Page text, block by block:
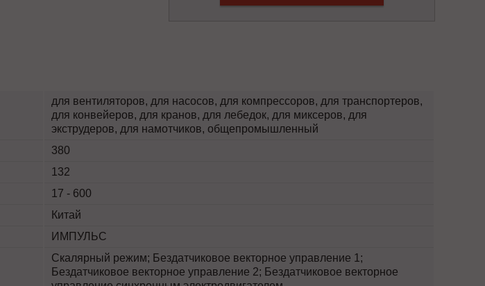
для вентиляторов, для насосов, для компрессоров, для транспортеров,
для конвейеров, для кранов, для лебедок, для миксеров, для
экструдеров, для намотчиков, общепромышленный
380
132
17 - 600
Китай
ИМПУЛЬС
Скалярный режим; Бездатчиковое векторное управление 1;
Бездатчиковое векторное управление 2; Бездатчиковое векторное